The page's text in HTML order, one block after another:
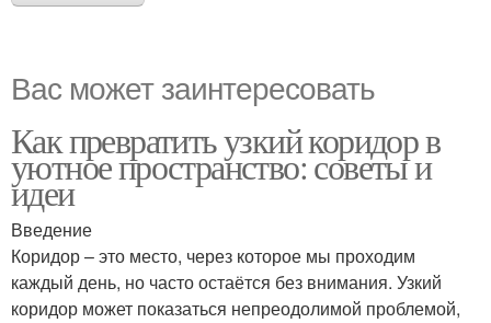
Вас может заинтересовать
Как превратить узкий коридор в
уютное пространство: советы и
идеи
Введение
Коридор – это место, через которое мы проходим
каждый день, но часто остаётся без внимания. Узкий
коридор может показаться непреодолимой проблемой,